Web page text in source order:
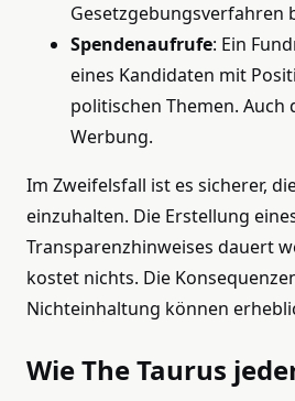
Gesetzgebungsverfahren
Spendenaufrufe: Ein
eines Kandidaten mit
politischen Themen. Auch
Werbung.
Im Zweifelsfall ist es sicherer,
einzuhalten. Die Erstellung
Transparenzhinweises dauert
kostet nichts. Die
Nichteinhaltung können
Wie The Taurus